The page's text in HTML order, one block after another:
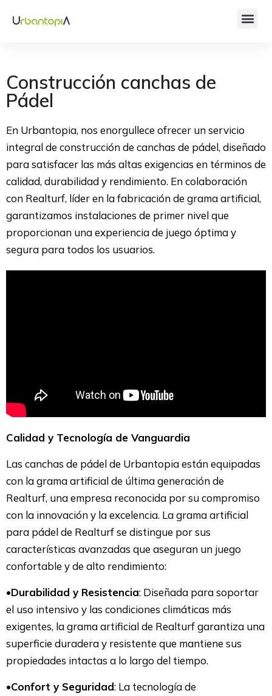
Construcción canchas de
Pádel
En Urbantopia, nos enorgullece ofrecer un servicio
integral de construcción de canchas de pádel, diseñado
para satisfacer las más altas exigencias en términos de
calidad, durabilidad y rendimiento. En colaboración
con Realturf, líder en la fabricación de grama artificial,
garantizamos instalaciones de primer nivel que
proporcionan una experiencia de juego óptima y
segura para todos los usuarios.
Calidad y Tecnología de Vanguardia
Las canchas de pádel de Urbantopia están equipadas
con la grama artificial de última generación de
Realturf, una empresa reconocida por su compromiso
con la innovación y la excelencia. La grama artificial
para pádel de Realturf se distingue por sus
características avanzadas que aseguran un juego
confortable y de alto rendimiento:
•Durabilidad y Resistencia: Diseñada para soportar
el uso intensivo y las condiciones climáticas más
exigentes, la grama artificial de Realturf garantiza una
superficie duradera y resistente que mantiene sus
propiedades intactas a lo largo del tiempo.
•Confort y Seguridad: La tecnología de